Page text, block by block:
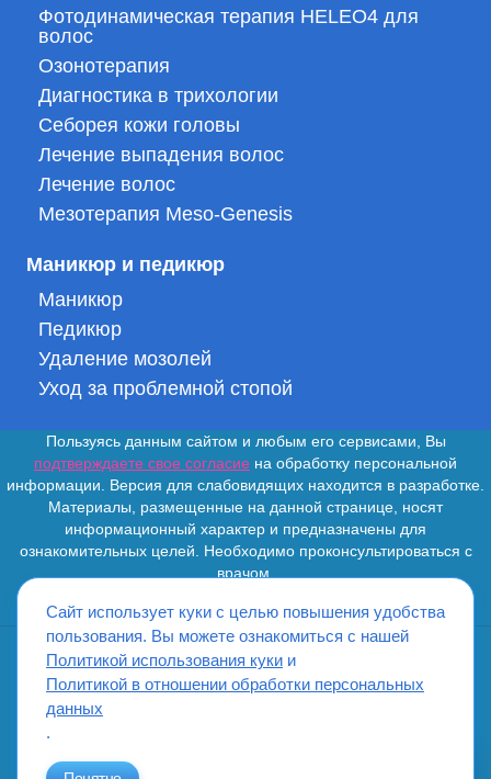
Фотодинамическая терапия HELEO4 для
волос
Озонотерапия
Диагностика в трихологии
Себорея кожи головы
Лечение выпадения волос
Лечение волос
Мезотерапия Meso-Genesis
Маникюр и педикюр
Маникюр
Педикюр
Удаление мозолей
Уход за проблемной стопой
Пользуясь данным сайтом и любым его сервисами, Вы
подтверждаете свое согласие на обработку персональной
информации. Версия для слабовидящих находится в разработке.
Материалы, размещенные на данной странице, носят
информационный характер и предназначены для
ознакомительных целей. Необходимо проконсультироваться с
врачом.
ИМЕЮТСЯ ПРОТИВОПОКАЗАНИЯ. НЕОБХОДИМО
ПРОКОНСУЛЬТИРОВАТЬСЯ СО СПЕЦИАЛИСТОМ
Сайт использует куки с целью повышения удобства
пользования. Вы можете ознакомиться с нашей
Политикой использования куки и
Политикой в отношении обработки персональных
данных
.